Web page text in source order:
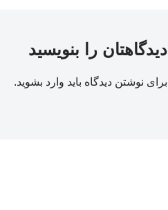
دیدگاهتان را بنویسید
برای نوشتن دیدگاه باید وارد بشوید.